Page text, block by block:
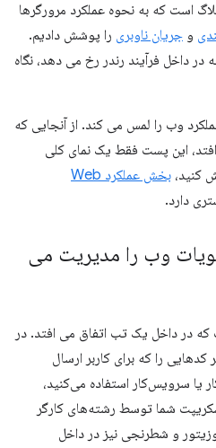
4 قسمتی وبلاگ است که به نحوه عملکرد مرورگرها
و جریان ناوبری را پوشش دادیم.
داخل فرآیند رندر رخ می دهد، نگاه
وب را لمس می کند. از آنجایی که
افتد، این پست فقط یک نمای کلی
کنید،
بخش عملکرد Web
دارد.
وب را مدیریت می
در داخل یک تب اتفاق می افتد. در
را که برای کاربر ارسال
یا سرویس‌کار استفاده می‌کنید،
شما توسط رشته‌های کارگر
و شطرنجی نیز در داخل